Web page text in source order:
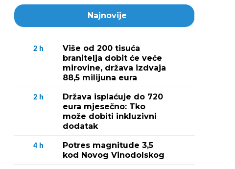
Najnovije
2 h
Više od 200 tisuća
branitelja dobit će veće
mirovine, država izdvaja
88,5 milijuna eura
2 h
Država isplaćuje do 720
eura mjesečno: Tko
može dobiti inkluzivni
dodatak
4 h
Potres magnitude 3,5
kod Novog Vinodolskog